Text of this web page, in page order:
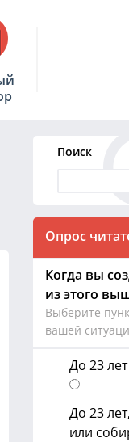
Поиск
Опрос
Когда вы
из этого
Выберите
вашей
До 23
До 23
или